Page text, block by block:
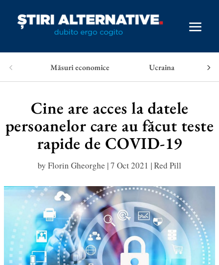
Măsuri economice Ucraina
Cine are acces la datele
persoanelor care au făcut teste
rapide de COVID-19
by Florin Gheorghe |7 Oct 2021 |Red Pill